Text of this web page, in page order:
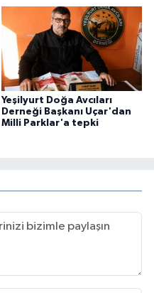
Yeşilyurt Doğa Avcıları
Derneği Başkanı Uçar'dan
Milli Parklar'a tepki